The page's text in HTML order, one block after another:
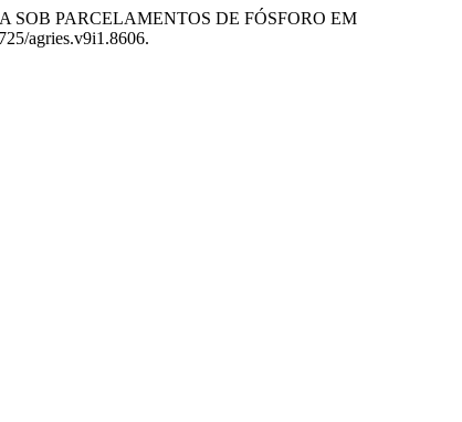
SOB PARCELAMENTOS DE FÓSFORO EM
agries.v9i1.8606.